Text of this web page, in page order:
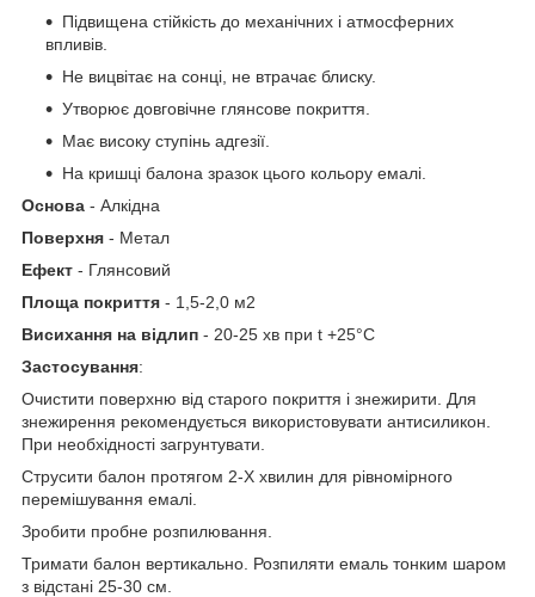
Підвищена стійкість до механічних і атмосферних
впливів.
Не вицвітає на сонці, не втрачає блиску.
Утворює довговічне глянсове покриття.
Має високу ступінь адгезії.
На кришці балона зразок цього кольору емалі.
Основа - Алкідна
Поверхня - Метал
Ефект - Глянсовий
Площа покриття - 1,5-2,0 м2
Висихання на відлип - 20-25 хв при t +25°С
Застосування:
Очистити поверхню від старого покриття і знежирити. Для
знежирення рекомендується використовувати антисиликон.
При необхідності загрунтувати.
Струсити балон протягом 2-Х хвилин для рівномірного
перемішування емалі.
Зробити пробне розпилювання.
Тримати балон вертикально. Розпиляти емаль тонким шаром
з відстані 25-30 см.